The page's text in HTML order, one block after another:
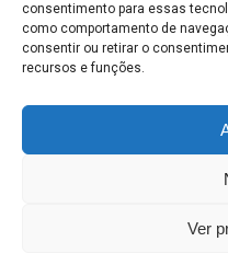
consentimento para essas
como comportamento de
consentir ou retirar o
recursos e funções.
Ver
MAPA DO SITE
SEDE DO